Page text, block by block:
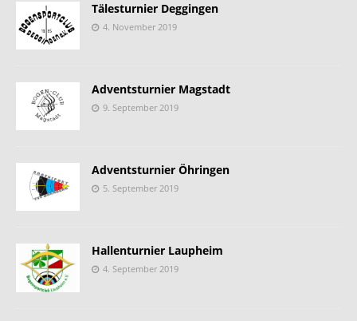
Tälesturnier Deggingen
4. November 2019
Adventsturnier Magstadt
9. September 2019
Adventsturnier Öhringen
5. September 2019
Hallenturnier Laupheim
4. September 2019